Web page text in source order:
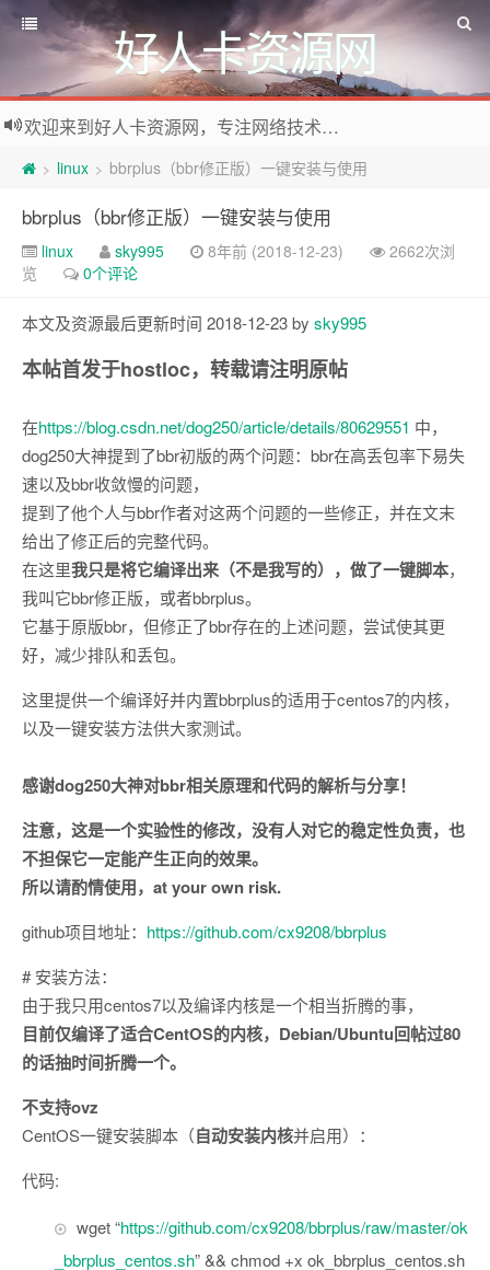
好人卡资源网
欢迎来到好人卡资源网，专注网络技术资源收集，我们不仅是网络资源的搬运工，也生产原创资源。寻找资源请留言或关注公众号:烈日下的男人
> linux > bbrplus（bbr修正版）一键安装与使用
bbrplus（bbr修正版）一键安装与使用
linux sky995 8年前 (2018-12-23)
2662次浏
览
0个评论
本文及资源最后更新时间 2018-12-23 by sky995
本帖首发于hostloc，转载请注明原帖
在https://blog.csdn.net/dog250/article/details/80629551 中，
dog250大神提到了bbr初版的两个问题：bbr在高丢包率下易失
速以及bbr收敛慢的问题，
提到了他个人与bbr作者对这两个问题的一些修正，并在文末
给出了修正后的完整代码。
在这里我只是将它编译出来（不是我写的），做了一键脚本，
我叫它bbr修正版，或者bbrplus。
它基于原版bbr，但修正了bbr存在的上述问题，尝试使其更
好，减少排队和丢包。
这里提供一个编译好并内置bbrplus的适用于centos7的内核，
以及一键安装方法供大家测试。
感谢dog250大神对bbr相关原理和代码的解析与分享！
注意，这是一个实验性的修改，没有人对它的稳定性负责，也
不担保它一定能产生正向的效果。
所以请酌情使用，at your own risk.
github项目地址： https://github.com/cx9208/bbrplus
# 安装方法：
由于我只用centos7以及编译内核是一个相当折腾的事，
目前仅编译了适合CentOS的内核，Debian/Ubuntu回帖过80
的话抽时间折腾一个。
不支持ovz
CentOS一键安装脚本（自动安装内核并启用）：
代码:
wget “https://github.com/cx9208/bbrplus/raw/master/ok
_bbrplus_centos.sh” && chmod +x ok_bbrplus_centos.sh